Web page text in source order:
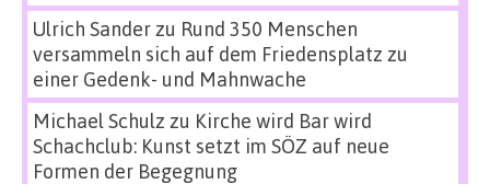
Ulrich Sanderzu Rund 350 Menschen
versammeln sich auf dem Friedensplatz zu
einer Gedenk- und Mahnwache
Michael Schulz zu Kirche wird Bar wird
Schachclub: Kunst setzt im SÖZ auf neue
Formen der Begegnung